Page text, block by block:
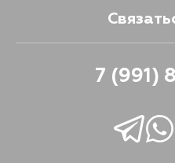
7 (991)